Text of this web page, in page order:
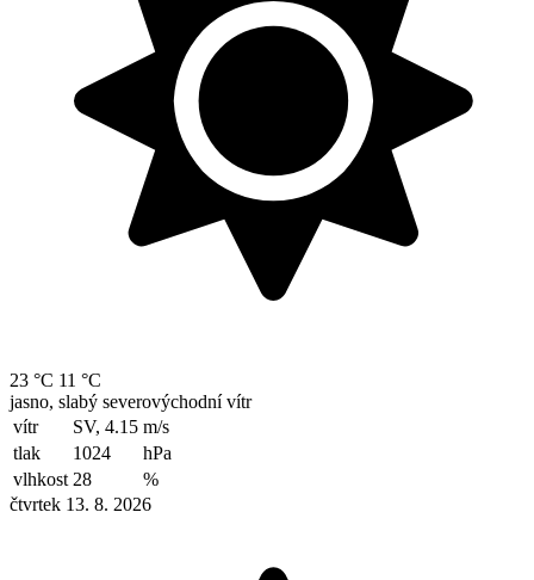
23 °C 11 °C
jasno, slabý severovýchodní vítr
vítr
SV, 4.15 m/s
tlak
1024
hPa
vlhkost 28
%
čtvrtek 13. 8. 2026